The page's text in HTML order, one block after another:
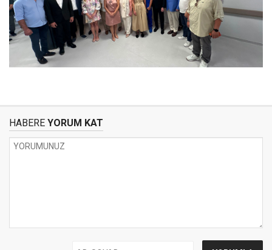
HABERE YORUM KAT